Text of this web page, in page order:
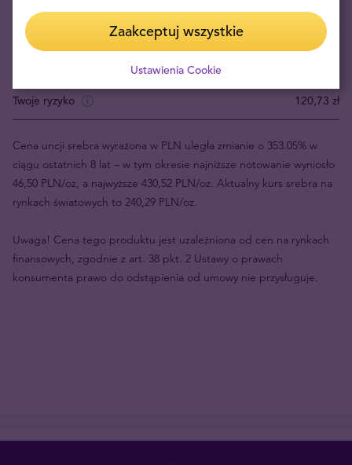
Aktualna cena sprzedaży 1 szt. 386,90 zł
Aktualna cena skupu 1 szt.
Twoje ryzyko 120,73 zł
Cena uncji srebra wyrażona w PLN uległa zmianie o 353.05% w
ciągu ostatnich 8 lat – w tym okresie najniższe notowanie wyniosło
46,50 PLN/oz, a najwyższe 430,52 PLN/oz. Aktualny kurs srebra na
rynkach światowych to 240,29 PLN/oz.
Uwaga! Cena tego produktu jest uzależniona od cen na rynkach
finansowych, zgodnie z art. 38 pkt. 2 Ustawy o prawach
konsumenta prawo do odstąpienia od umowy nie przysługuje.
Zaakceptuj wszystkie
Ustawienia Cookie